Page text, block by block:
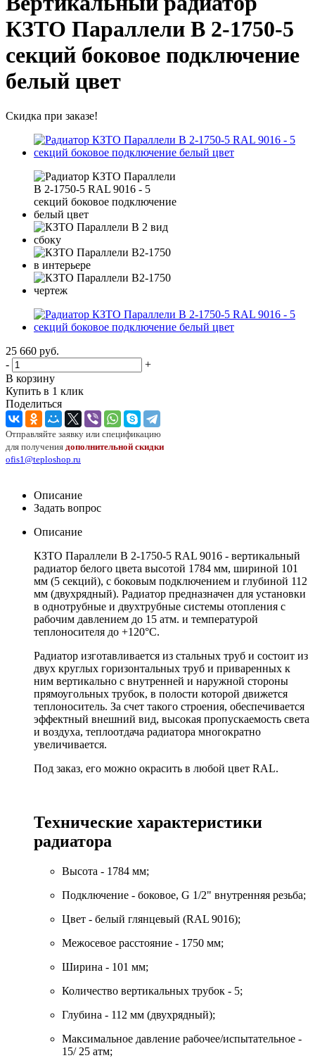
КЗТО Параллели В 2-1750-5
секций боковое подключение
белый цвет
Скидка при заказе!
25 660 руб.
-
+
В корзину
Купить в 1 клик
Поделиться
Отправляйте заявку или спецификацию
для получения дополнительной скидки
ofis1@teploshop.ru
Описание
Задать вопрос
Описание
КЗТО Параллели В 2-1750-5 RAL 9016 - вертикальный
радиатор белого цвета высотой 1784 мм, шириной 101
мм (5 секций), с боковым подключением и глубиной 112
мм (двухрядный). Радиатор предназначен для установки
в однотрубные и двухтрубные системы отопления с
рабочим давлением до 15 атм. и температурой
теплоносителя до +120°С.
Радиатор изготавливается из стальных труб и состоит из
двух круглых горизонтальных труб и приваренных к
ним вертикально с внутренней и наружной стороны
прямоугольных трубок, в полости которой движется
теплоноситель. За счет такого строения, обеспечивается
эффектный внешний вид, высокая пропускаемость света
и воздуха, теплоотдача радиатора многократно
увеличивается.
Под заказ, его можно окрасить в любой цвет RAL.
Технические характеристики
радиатора
Высота - 1784 мм;
Подключение - боковое, G 1/2" внутренняя резьба;
Цвет - белый глянцевый (RAL 9016);
Межосевое расстояние - 1750 мм;
Ширина - 101 мм;
Количество вертикальных трубок - 5;
Глубина - 112 мм (двухрядный);
Максимальное давление рабочее/испытательное -
15/ 25 атм;